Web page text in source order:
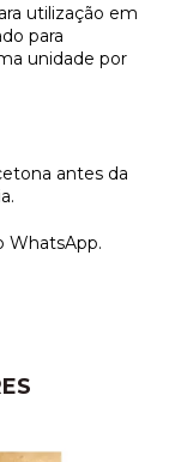
utilização em
para
unidade por
antes da
WhatsApp.